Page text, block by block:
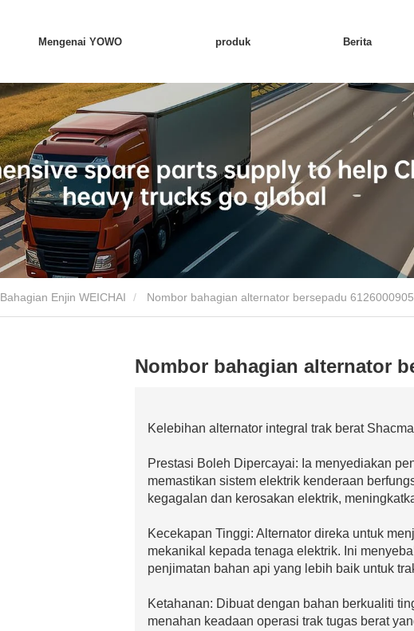
Mengenai YOWO produk Berita
Bahagian Enjin WEICHAI Nombor bahagian alternator bersepadu
Nombor bahagian alternator
Kelebihan alternator integral trak berat
Prestasi Boleh Dipercayai: Ia menyediakan
memastikan sistem elektrik kenderaan
kegagalan dan kerosakan elektrik,
Kecekapan Tinggi: Alternator direka untuk
mekanikal kepada tenaga elektrik. Ini
penjimatan bahan api yang lebih baik untuk
Ketahanan: Dibuat dengan bahan berkualiti
menahan keadaan operasi trak tugas berat